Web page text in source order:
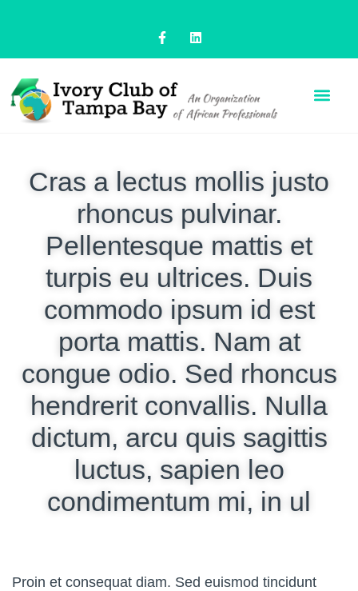
Cras a lectus mollis justo
rhoncus pulvinar.
Pellentesque mattis et
turpis eu ultrices. Duis
commodo ipsum id est
porta mattis. Nam at
congue odio. Sed rhoncus
hendrerit convallis. Nulla
dictum, arcu quis sagittis
luctus, sapien leo
condimentum mi, in ul
Proin et consequat diam. Sed euismod tincidunt